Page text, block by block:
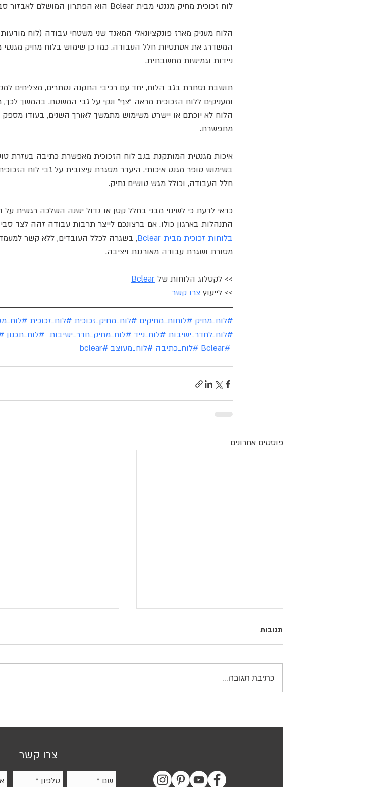
לוח זכוכית מחיק מגנטי מבית Bclear הוא הפתרון המושלם לאבזור סביבת עבודה יוקרתית ומתפתחת.
הלוח מעניק מארז פונקציונאלי המאגד שני משטחי עבודה (לוח
המשדרג את אסתטיות חלל העבודה. כמו כן שימוש בלוח מחיק מגנטי
ניידות וגמישות מחשבתית.
תושבת נסתרת בגב הלוח, יחד עם רכיבי התקנה נסתרים, מצליחים
ומעניקים ללוח הזכוכית מראה "צף" ונקי על גבי המשטח. בהמשך לכך,
הלוח לא יוכתם או יישרט משימוש מתמשך לאורך השנים, בעודו
מתפשרת.
איכות מגנטית המותקנת בגב לוח הזכוכית מאפשרת כתיבה בעזרת
בשימוש סופר מגנט איכותי. היעדר מסגרת עיצובית על גבי לוח
חלל העבודה, וכולל מגש טושים נתיק.
כדאי לדעת כי לשינוי מבני בחלל קטן או גדול ישנה השלכה רגשית
התנהלות בארגון כולו. אם ברצונכם לייצר תרבות עבודה זהה לצד
בלוחות זכוכית מבית Bclear
, בשגרה לכלל העובדים, ללא קשר
מסורת ושגרת עבודה מאורגנת ויציבה.
>> לקטלוג הלוחות של Bclear
>> לייעוץ צרו קשר
#לוח_מחיק #לוחות_מחיקים #לוח_מחיק_זכוכית #לוח_זכוכית
#לוח_לחדר_ישיבות #לוח_נייד #לוח_מחיק_חדר_ישיבות #לוח_תכנון
#Bclear
#לוח_כתיבה #לוח_מעוצב #bclear
פוסטים אחרונים
תגובות
כתיבת תגובה...
צרו קשר